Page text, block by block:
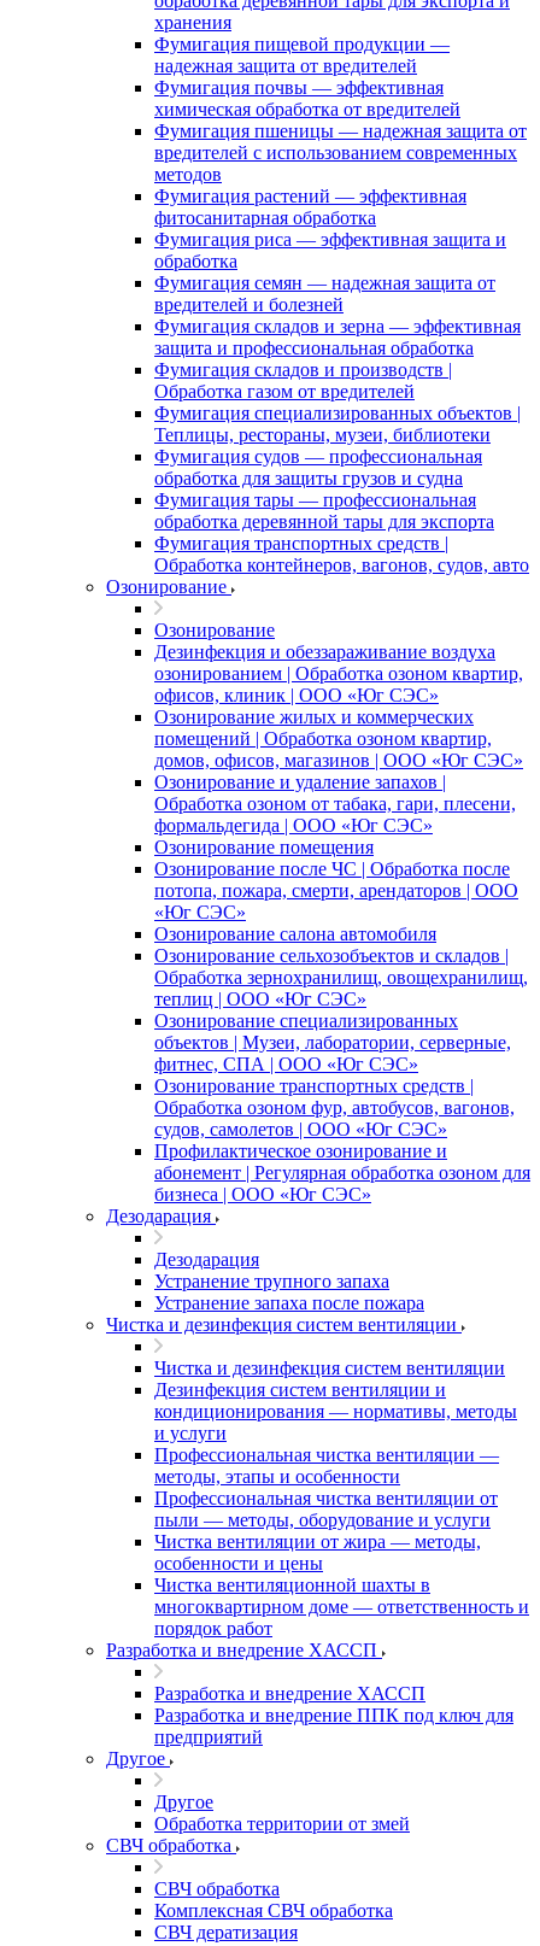
хранения
Фумигация пищевой продукции —
надежная защита от вредителей
Фумигация почвы — эффективная
химическая обработка от вредителей
Фумигация пшеницы — надежная защита от
вредителей с использованием современных
методов
Фумигация растений — эффективная
фитосанитарная обработка
Фумигация риса — эффективная защита и
обработка
Фумигация семян — надежная защита от
вредителей и болезней
Фумигация складов и зерна — эффективная
защита и профессиональная обработка
Фумигация складов и производств |
Обработка газом от вредителей
Фумигация специализированных объектов |
Теплицы, рестораны, музеи, библиотеки
Фумигация судов — профессиональная
обработка для защиты грузов и судна
Фумигация тары — профессиональная
обработка деревянной тары для экспорта
Фумигация транспортных средств |
Обработка контейнеров, вагонов, судов, авто
Озонирование
Озонирование
Дезинфекция и обеззараживание воздуха
озонированием | Обработка озоном квартир,
офисов, клиник | ООО «Юг СЭС»
Озонирование жилых и коммерческих
помещений | Обработка озоном квартир,
домов, офисов, магазинов | ООО «Юг СЭС»
Озонирование и удаление запахов |
Обработка озоном от табака, гари, плесени,
формальдегида | ООО «Юг СЭС»
Озонирование помещения
Озонирование после ЧС | Обработка после
потопа, пожара, смерти, арендаторов | ООО
«Юг СЭС»
Озонирование салона автомобиля
Озонирование сельхозобъектов и складов |
Обработка зернохранилищ, овощехранилищ,
теплиц | ООО «Юг СЭС»
Озонирование специализированных
объектов | Музеи, лаборатории, серверные,
фитнес, СПА | ООО «Юг СЭС»
Озонирование транспортных средств |
Обработка озоном фур, автобусов, вагонов,
судов, самолетов | ООО «Юг СЭС»
Профилактическое озонирование и
абонемент | Регулярная обработка озоном для
бизнеса | ООО «Юг СЭС»
Дезодарация
Дезодарация
Устранение трупного запаха
Устранение запаха после пожара
Чистка и дезинфекция систем вентиляции
Чистка и дезинфекция систем вентиляции
Дезинфекция систем вентиляции и
кондиционирования — нормативы, методы
и услуги
Профессиональная чистка вентиляции —
методы, этапы и особенности
Профессиональная чистка вентиляции от
пыли — методы, оборудование и услуги
Чистка вентиляции от жира — методы,
особенности и цены
Чистка вентиляционной шахты в
многоквартирном доме — ответственность и
порядок работ
Разработка и внедрение ХАССП
Разработка и внедрение ХАССП
Разработка и внедрение ППК под ключ для
предприятий
Другое
Другое
Обработка территории от змей
СВЧ обработка
СВЧ обработка
Комплексная СВЧ обработка
СВЧ дератизация